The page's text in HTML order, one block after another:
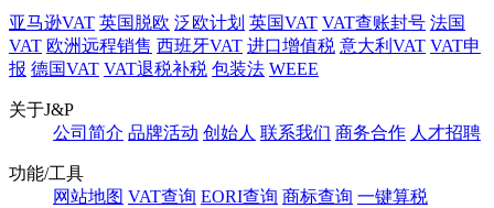
亚马逊VAT 英国脱欧 泛欧计划 英国VAT VAT查账封号 法国
VAT 欧洲远程销售 西班牙VAT 进口增值税 意大利VAT VAT申
报 德国VAT VAT退税补税 包装法 WEEE
关于J&P
公司简介 品牌活动 创始人 联系我们 商务合作 人才招聘
功能/工具
网站地图 VAT查询 EORI查询 商标查询 一键算税